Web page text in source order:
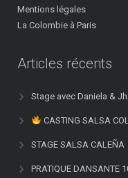
Mentions légales
La Colombie à Paris
Articles récents
Stage avec Daniela &
CASTING SALSA
STAGE SALSA CALEÑA
PRATIQUE DANSANTE